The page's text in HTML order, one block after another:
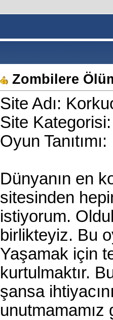
Zombilere
Site Adı:
Site
Oyun Tanıtımı:
Dünyanın en
sitesinden
istiyorum.
birlikteyiz. Bu
Yaşamak için
kurtulmaktır.
şansa
unutmamamız